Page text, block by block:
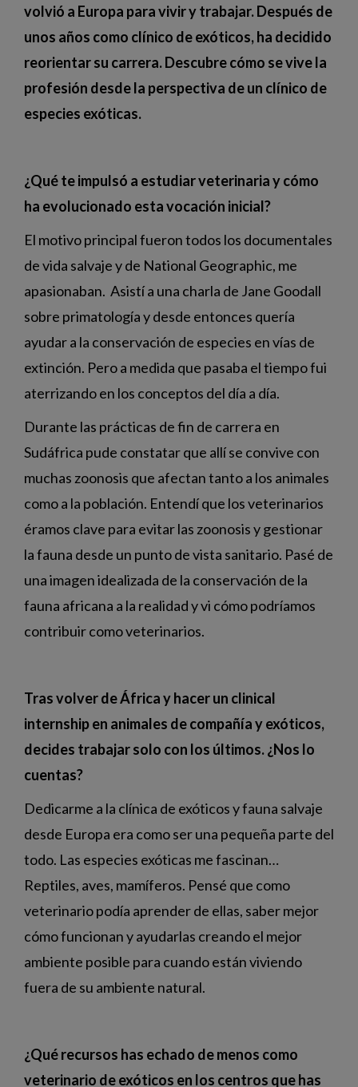
volvió a Europa para vivir y trabajar. Después de
unos años como clínico de exóticos,ha decidido
reorientar su carrera. Descubre cómo se vive la
profesión desde la perspectiva de un clínico de
especies exóticas.
¿Qué te impulsó a estudiar veterinaria y cómo
ha evolucionado esta vocación inicial?
El motivo principal fuerontodos los documentales
de vida salvaje y de National Geographic, me
apasionaban. Asistí a una charla de Jane Goodall
sobre primatología y desde entonces quería
ayudar a la conservación de especies en vías de
extinción. Pero a medida que pasaba el tiempo fui
aterrizando en los conceptos del día a día.
Durante las prácticas de fin de carrera en
Sudáfrica pude constatar que allí se convive con
muchas zoonosis que afectan tanto a los animales
como a la población. Entendí que los veterinarios
éramos clave para evitar las zoonosis y gestionar
la fauna desde un punto de vista sanitario. Pasé de
una imagen idealizada de la conservación de la
fauna africana a la realidad y vi cómo podríamos
contribuir como veterinarios.
Tras volver de África y hacer un clinical
internship en animales de compañía y exóticos,
decides trabajar solo con los últimos. ¿Nos lo
cuentas?
Dedicarme a la clínica de exóticos y fauna salvaje
desde Europa era como ser una pequeña parte del
todo. Las especies exóticas me fascinan…
Reptiles, aves, mamíferos. Pensé que como
veterinario podía aprender de ellas, saber mejor
cómo funcionan y ayudarlas creando el mejor
ambiente posible para cuando están viviendo
fuera de su ambiente natural.
¿Qué recursos has echado de menos como
veterinario de exóticos en los centros que has